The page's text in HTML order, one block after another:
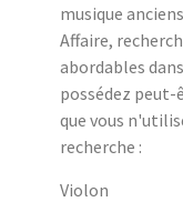
musique
Affaire,
abordables
possédez
que vous
recherche :
Violon